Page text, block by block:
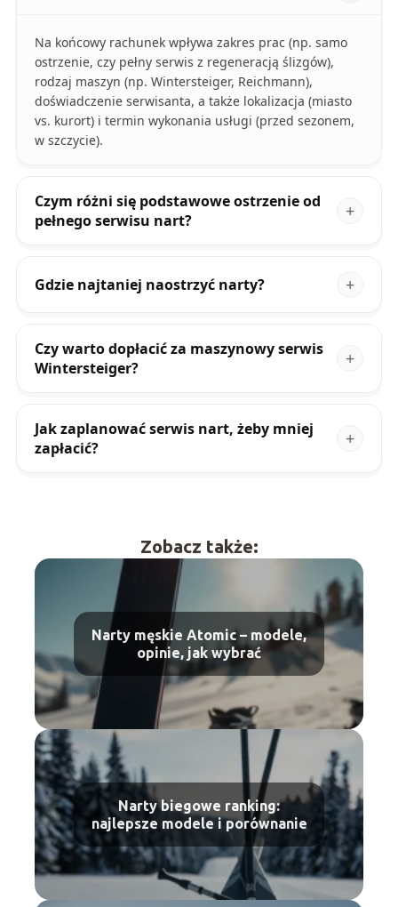
Na końcowy rachunek wpływa zakres prac (np. samo
ostrzenie, czy pełny serwis z regeneracją ślizgów),
rodzaj maszyn (np. Wintersteiger, Reichmann),
doświadczenie serwisanta, a także lokalizacja (miasto
vs. kurort) i termin wykonania usługi (przed sezonem,
w szczycie).
Czym różni się podstawowe ostrzenie od
pełnego serwisu nart?
Gdzie najtaniej naostrzyć narty?
Czy warto dopłacić za maszynowy serwis
Wintersteiger?
Jak zaplanować serwis nart, żeby mniej
zapłacić?
Zobacz także:
Narty męskie Atomic – modele,
opinie, jak wybrać
Narty biegowe ranking:
najlepsze modele i porównanie